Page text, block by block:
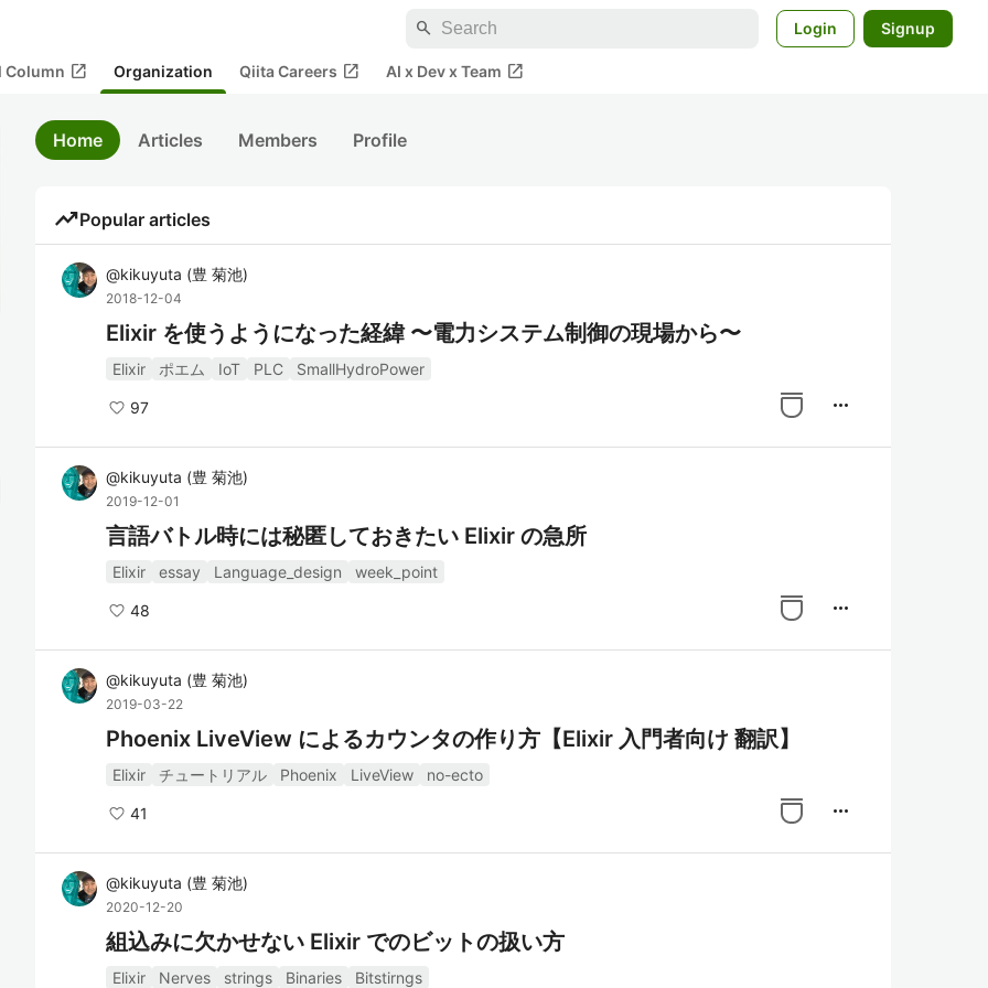
search Login Signup
Column open_in_new Organization Qiita Careers open_in_new AI x Dev x Team open_in_new
Home Articles Members Profile
trending_upPopular articles
@kikuyuta (豊 菊池)
2018-12-04
Elixir を使うようになった経緯 〜電力システム制御の現場から〜
Elixir ポエム IoT PLC SmallHydroPower
97 more_horiz
@kikuyuta (豊 菊池)
2019-12-01
言語バトル時には秘匿しておきたい Elixir の急所
Elixir essay Language_design week_point
48 more_horiz
@kikuyuta (豊 菊池)
2019-03-22
Phoenix LiveView によるカウンタの作り方【Elixir 入門者向け 翻訳】
Elixir チュートリアル Phoenix LiveView no-ecto
41 more_horiz
@kikuyuta (豊 菊池)
2020-12-20
組込みに欠かせない Elixir でのビットの扱い方
Elixir Nerves strings Binaries Bitstirngs